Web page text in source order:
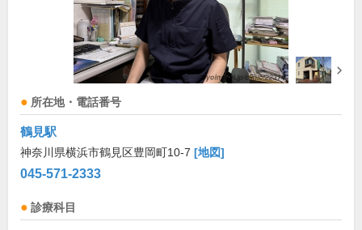
所在地・電話番号
鶴見駅
神奈川県横浜市鶴見区豊岡町10-7 [地図]
045-571-2333
診療科目